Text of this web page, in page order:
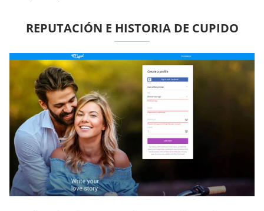
REPUTACIÓN E HISTORIA DE CUPIDO